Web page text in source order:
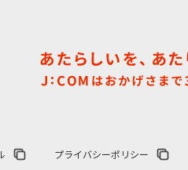
プライバシーポリシー